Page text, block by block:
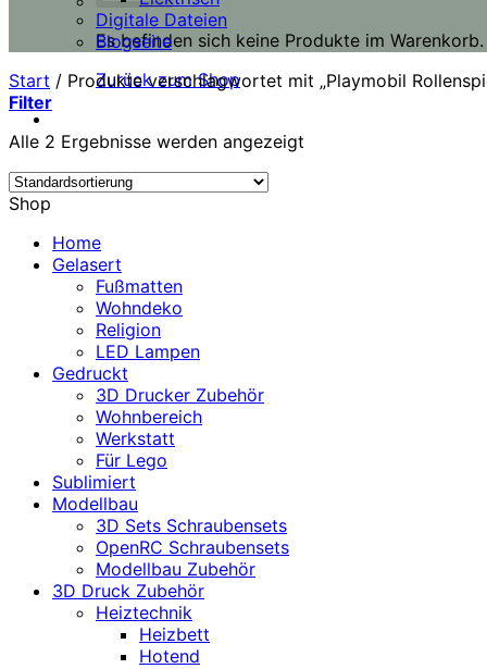
Es befinden sich keine Produkte im Warenkorb.
Zurück zum Shop
Digitale Dateien
Blogseite
Start / Produkte verschlagwortet mit „Playmobil
Filter
Alle 2 Ergebnisse werden angezeigt
Shop
Home
Gelasert
Fußmatten
Wohndeko
Religion
LED Lampen
Gedruckt
3D Drucker Zubehör
Wohnbereich
Werkstatt
Für Lego
Sublimiert
Modellbau
3D Sets Schraubensets
OpenRC Schraubensets
Modellbau Zubehör
3D Druck Zubehör
Heiztechnik
Heizbett
Hotend